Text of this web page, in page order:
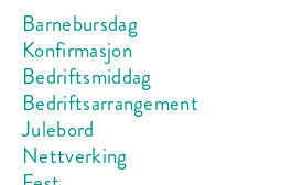
Barnebursdag
Konfirmasjon
Bedriftsmiddag
Bedriftsarrangement
Julebord
Nettverking